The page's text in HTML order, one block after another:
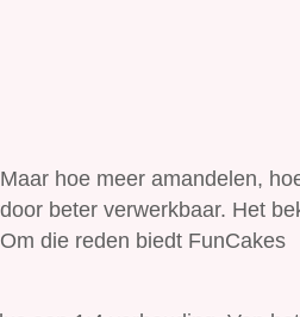
hoe meer amandelen,
beter verwerkbaar. Het
die reden biedt FunCakes